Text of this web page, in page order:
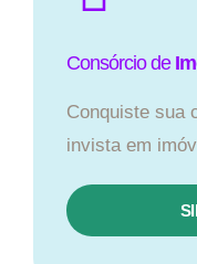
Consórcio de
Conquiste sua
invista em